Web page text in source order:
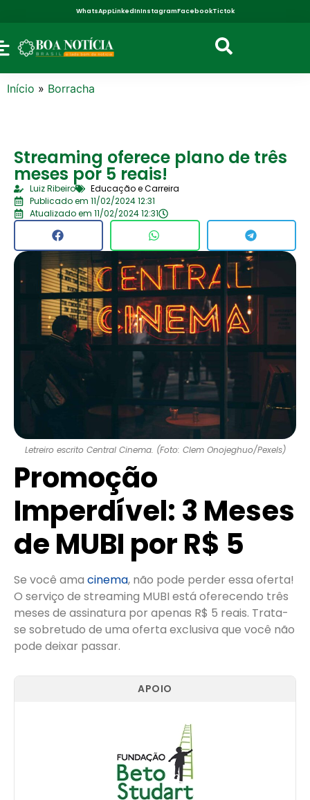
WhatsAppLinkedInInstagramFacebookTictok
Início » Borracha
Streaming oferece plano de três
meses por 5 reais!
Luiz Ribeiro
Educação e Carreira
Publicado em 11/02/2024 12:31
Atualizado em 11/02/2024 12:31
Letreiro escrito Central Cinema. (Foto: Clem Onojeghuo/Pexels)
Promoção
Imperdível: 3 Meses
de MUBI por R$ 5
Se você ama cinema, não pode perder essa oferta!
O serviço de streaming MUBI está oferecendo três
meses de assinatura por apenas R$ 5 reais. Trata-
se sobretudo de uma oferta exclusiva que você não
pode deixar passar.
APOIO